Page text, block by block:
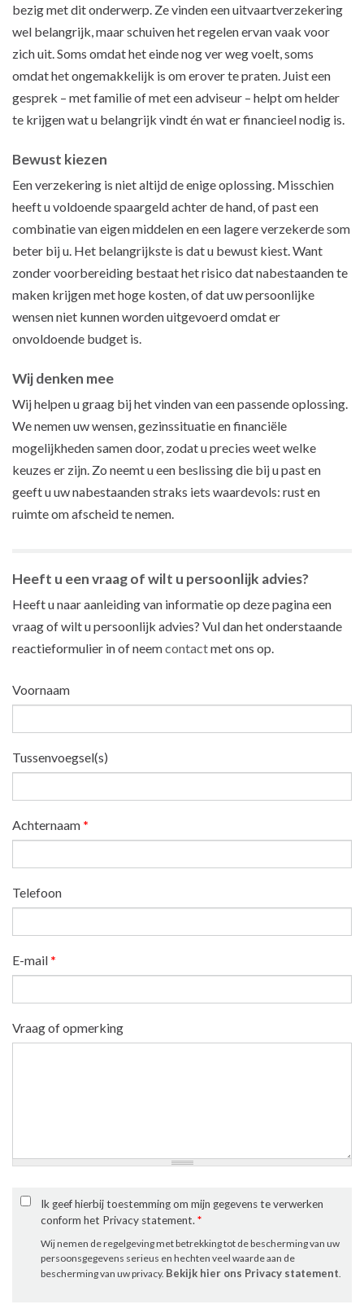
bezig met dit onderwerp. Ze vinden een uitvaartverzekering
wel belangrijk, maar schuiven het regelen ervan vaak voor
zich uit. Soms omdat het einde nog ver weg voelt, soms
omdat het ongemakkelijk is om erover te praten. Juist een
gesprek – met familie of met een adviseur – helpt om helder
te krijgen wat u belangrijk vindt én wat er financieel nodig is.
Bewust kiezen
Een verzekering is niet altijd de enige oplossing. Misschien
heeft u voldoende spaargeld achter de hand, of past een
combinatie van eigen middelen en een lagere verzekerde som
beter bij u. Het belangrijkste is dat u bewust kiest. Want
zonder voorbereiding bestaat het risico dat nabestaanden te
maken krijgen met hoge kosten, of dat uw persoonlijke
wensen niet kunnen worden uitgevoerd omdat er
onvoldoende budget is.
Wij denken mee
Wij helpen u graag bij het vinden van een passende oplossing.
We nemen uw wensen, gezinssituatie en financiële
mogelijkheden samen door, zodat u precies weet welke
keuzes er zijn. Zo neemt u een beslissing die bij u past en
geeft u uw nabestaanden straks iets waardevols: rust en
ruimte om afscheid te nemen.
Heeft u een vraag of wilt u persoonlijk advies?
Heeft u naar aanleiding van informatie op deze pagina een
vraag of wilt u persoonlijk advies? Vul dan het onderstaande
reactieformulier in of neemcontactmet ons op.
Voornaam
Tussenvoegsel(s)
Achternaam *
Telefoon
E-mail *
Vraag of opmerking
Ik geef hierbij toestemming om mijn gegevens te verwerken
conform het Privacy statement.*
Wij nemen de regelgeving met betrekking tot de bescherming van uw
persoonsgegevens serieus en hechten veel waarde aan de
bescherming van uw privacy. Bekijk hier ons Privacy statement.